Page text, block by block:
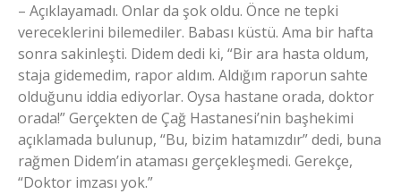
– Açıklayamadı. Onlar da şok oldu. Önce ne tepki
vereceklerini bilemediler. Babası küstü. Ama bir hafta
sonra sakinleşti. Didem dedi ki, “Bir ara hasta oldum,
staja gidemedim, rapor aldım. Aldığım raporun sahte
olduğunu iddia ediyorlar. Oysa hastane orada, doktor
orada!” Gerçekten de Çağ Hastanesi’nin başhekimi
açıklamada bulunup, “Bu, bizim hatamızdır” dedi, buna
rağmen Didem’in ataması gerçekleşmedi. Gerekçe,
“Doktor imzası yok.”